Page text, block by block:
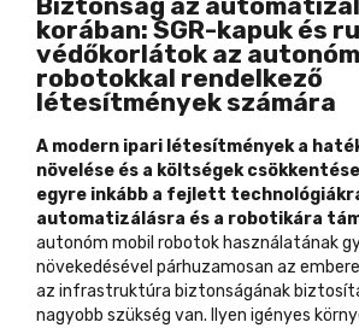
korában: SGR-kapuk és
védőkorlátok az
robotokkal rendelkező
létesítmények számára
A modern ipari létesítmények a
növelése és a költségek
egyre inkább a fejlett
automatizálásra és a robotikára
autonóm mobil robotok használatának
növekedésével párhuzamosan az
az infrastruktúra biztonságának
nagyobb szükség van. Ilyen igényes